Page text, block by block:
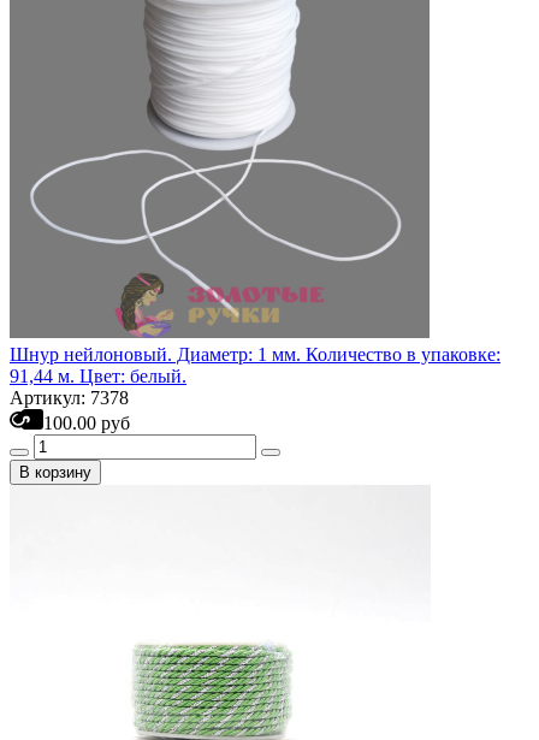
Шнур нейлоновый. Диаметр: 1 мм. Количество в упаковке:
91,44 м. Цвет: белый.
Артикул: 7378
100.00 руб
В корзину